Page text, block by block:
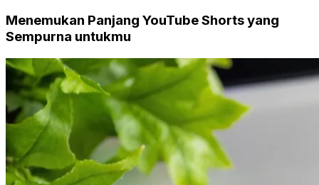
Menemukan Panjang YouTube Shorts yang
Sempurna untukmu